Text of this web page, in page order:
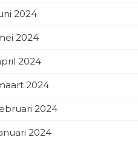
2024
2024
2024
2024
2024
2024